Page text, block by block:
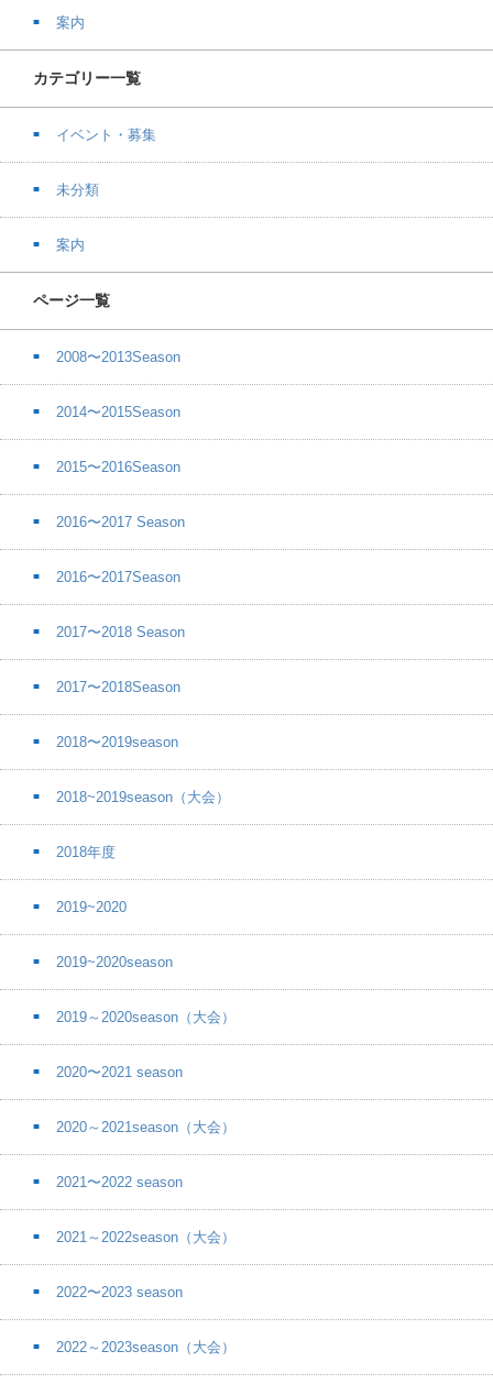
案内
カテゴリー一覧
イベント・募集
未分類
案内
ページ一覧
2008〜2013Season
2014〜2015Season
2015〜2016Season
2016〜2017 Season
2016〜2017Season
2017〜2018 Season
2017〜2018Season
2018〜2019season
2018~2019season（大会）
2018年度
2019~2020
2019~2020season
2019～2020season（大会）
2020〜2021 season
2020～2021season（大会）
2021〜2022 season
2021～2022season（大会）
2022〜2023 season
2022～2023season（大会）